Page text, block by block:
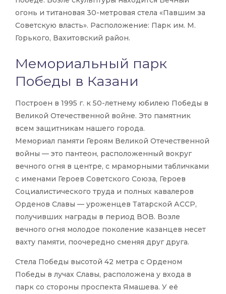
огонь и титановая 30-метровая стела «Павшим за
Советскую власть». Расположение: Парк им. М.
Горького, Вахитовский район.
Мемориальный парк
Победы в Казани
Построен в 1995 г. к 50-летнему юбилею Победы в
Великой Отечественной войне. Это памятник
всем защитникам нашего города.
Мемориал памяти Героям Великой Отечественной
войны — это пантеон, расположенный вокруг
вечного огня в центре, с мраморными табличками
с именами Героев Советского Союза, Героев
Социалистического труда и полных кавалеров
Орденов Славы — уроженцев Татарской АССР,
получивших награды в период ВОВ. Возле
вечного огня молодое поколение казанцев несет
вахту памяти, поочередно сменяя друг друга.
Стела Победы высотой 42 метра с Орденом
Победы в лучах Славы, расположена у входа в
парк со стороны проспекта Ямашева. У её